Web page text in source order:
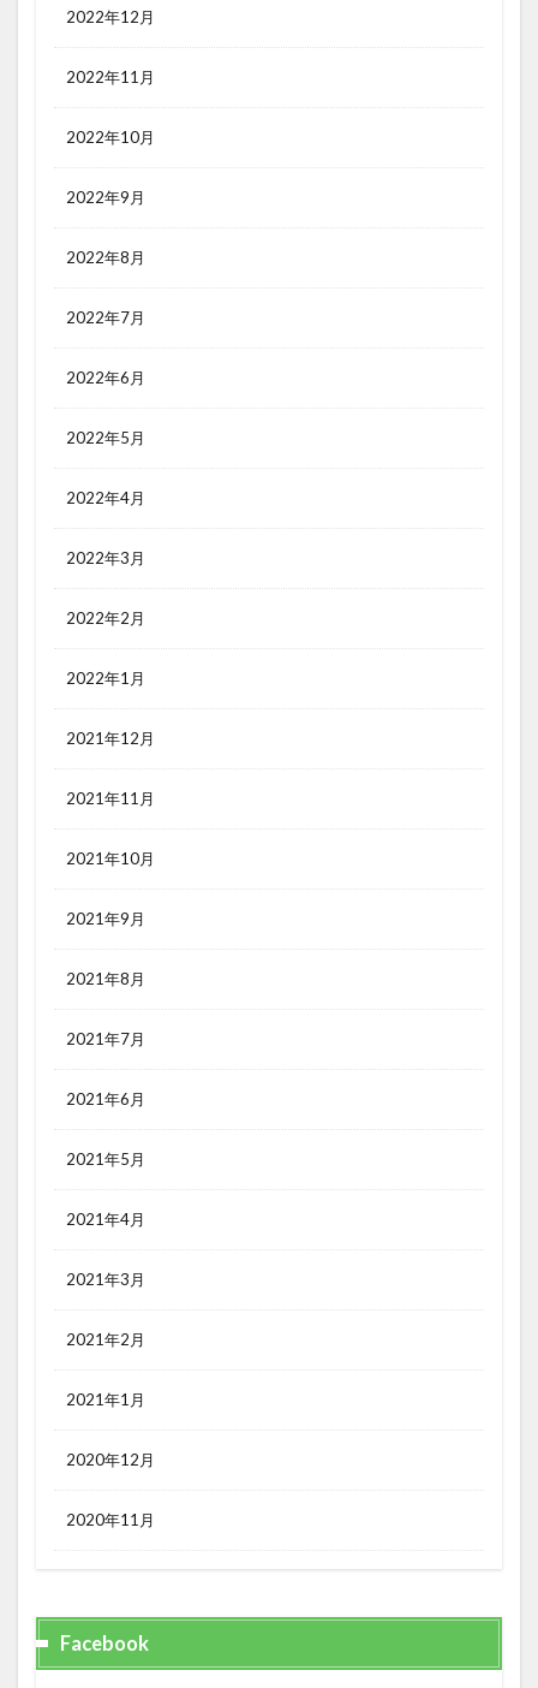
2022年12月
2022年11月
2022年10月
2022年9月
2022年8月
2022年7月
2022年6月
2022年5月
2022年4月
2022年3月
2022年2月
2022年1月
2021年12月
2021年11月
2021年10月
2021年9月
2021年8月
2021年7月
2021年6月
2021年5月
2021年4月
2021年3月
2021年2月
2021年1月
2020年12月
2020年11月
Facebook